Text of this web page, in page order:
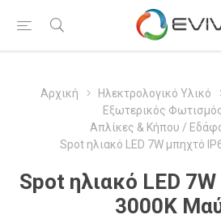
Αρχική Ηλεκτρολογικό Υλικό
Εξωτερικός
Απλίκες & Κήπου /
Spot ηλιακό LED 7W μπηχτό
Spot ηλιακό LED
3000K